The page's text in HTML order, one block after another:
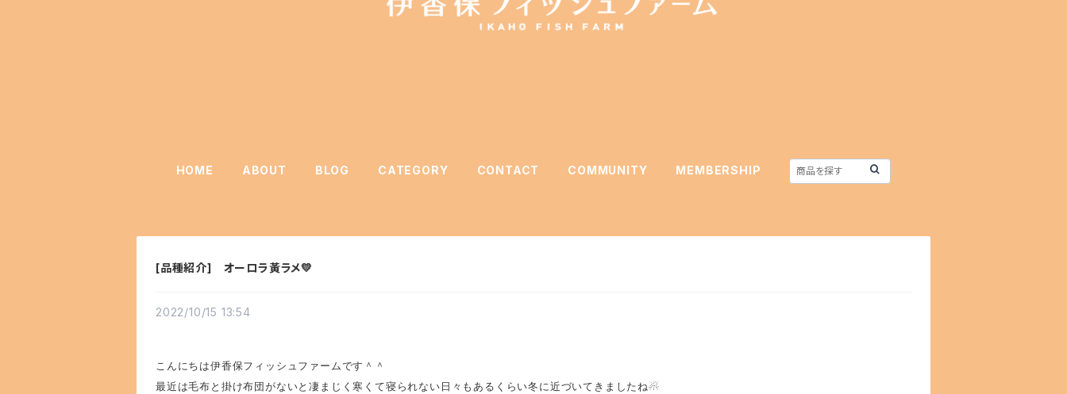
HOME ABOUT BLOG CATEGORY CONTACT COMMUNITY MEMBERSHIP
[品種紹介] オーロラ黃ラメ💛
2022/10/15 13:54
こんにちは伊香保フィッシュファームです＾＾
最近は毛布と掛け布団がないと凄まじく寒くて寝られない日々もあるくらい冬に近づいてきましたね☃